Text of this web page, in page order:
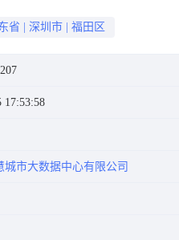
省 深圳市 福田区
17:53:58
城市大数据中心有限公司